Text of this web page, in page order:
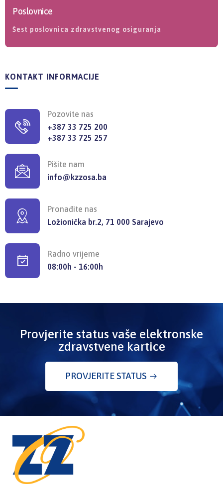
Poslovnice
Šest poslovnica zdravstvenog osiguranja
KONTAKT INFORMACIJE
Pozovite nas
+387 33 725 200
+387 33 725 257
Pišite nam
info@kzzosa.ba
Pronađite nas
Ložionička br.2, 71 000 Sarajevo
Radno vrijeme
08:00h - 16:00h
Provjerite status vaše elektronske
zdravstvene kartice
PROVJERITE STATUS